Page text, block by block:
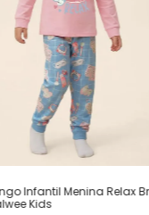
Infantil Menina Relax
Kids